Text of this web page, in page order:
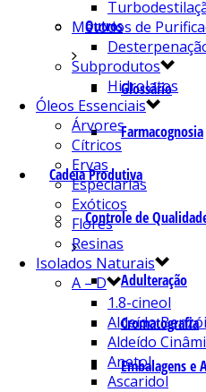
Outros
Glossário
Farmacognosia
Cadeia Produtiva
Controle de
Adulteração
Cromatografia
Embalagens e
Métodos de
Subprodutos
Hidrolatos
Óleos Essenciais
Árvores
Cítricos
Ervas
Especiarias
Exóticos
Flores
Resinas
Isolados Naturais
A – D
1.8-cineol
Aldeído
Aldeído
Anetol
Ascaridol